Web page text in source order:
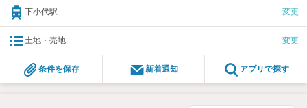
下小代駅 変更
土地・売地 変更
条件を保存 新着通知 アプリで探す